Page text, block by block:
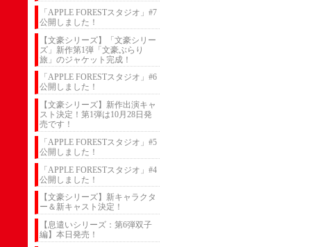
「APPLE FORESTスタジオ」#7
公開しました！
【文豪シリーズ】「文豪シリー
ズ」新作第1弾「文豪ぶらり
旅」のジャケット完成！
「APPLE FORESTスタジオ」#6
公開しました！
【文豪シリーズ】新作出演キャ
スト決定！第1弾は10月28日発
売です！
「APPLE FORESTスタジオ」#5
公開しました！
「APPLE FORESTスタジオ」#4
公開しました！
【文豪シリーズ】新キャラクタ
ー＆新キャスト決定！
【息遣いシリーズ：第6弾双子
編】本日発売！